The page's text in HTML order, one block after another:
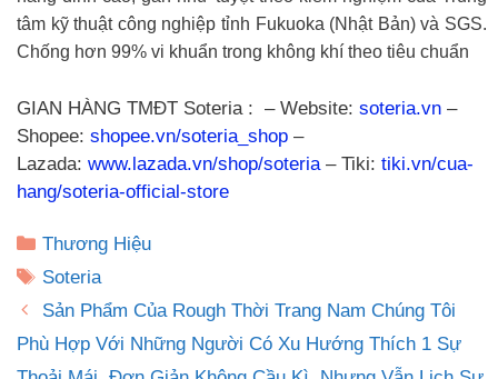
tâm kỹ thuật công nghiệp tỉnh Fukuoka (Nhật Bản) và SGS.
Chống hơn 99% vi khuẩn trong không khí theo tiêu chuẩn
GIAN HÀNG TMĐT Soteria : – Website: soteria.vn –
Shopee: shopee.vn/soteria_shop –
Lazada: www.lazada.vn/shop/soteria– Tiki: tiki.vn/cua-
hang/soteria-official-store
Danh
mục
Thương Hiệu
Thẻ
Soteria
Sản Phẩm Của Rough Thời Trang Nam Chúng Tôi
Phù Hợp Với Những Người Có Xu Hướng Thích 1 Sự